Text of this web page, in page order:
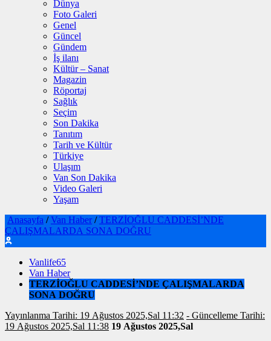
Dünya
Foto Galeri
Genel
Güncel
Gündem
İş ilanı
Kültür – Sanat
Magazin
Röportaj
Sağlık
Seçim
Son Dakika
Tanıtım
Tarih ve Kültür
Türkiye
Ulaşım
Van Son Dakika
Video Galeri
Yaşam
Anasayfa / Van Haber / TERZİOĞLU CADDESİ’NDE
ÇALIŞMALARDA SONA DOĞRU
Vanlife65
Van Haber
TERZİOĞLU CADDESİ’NDE ÇALIŞMALARDA
SONA DOĞRU
Yayınlanma Tarihi: 19 Ağustos 2025,Sal 11:32 - Güncelleme Tarihi:
19 Ağustos 2025,Sal 11:38 19 Ağustos 2025,Sal